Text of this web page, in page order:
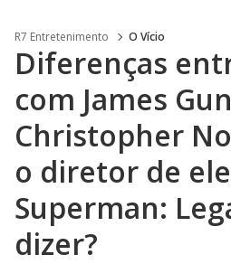
R7 Entretenimento O Vício
Diferenças
com James
Christopher
o diretor de
Superman:
dizer?